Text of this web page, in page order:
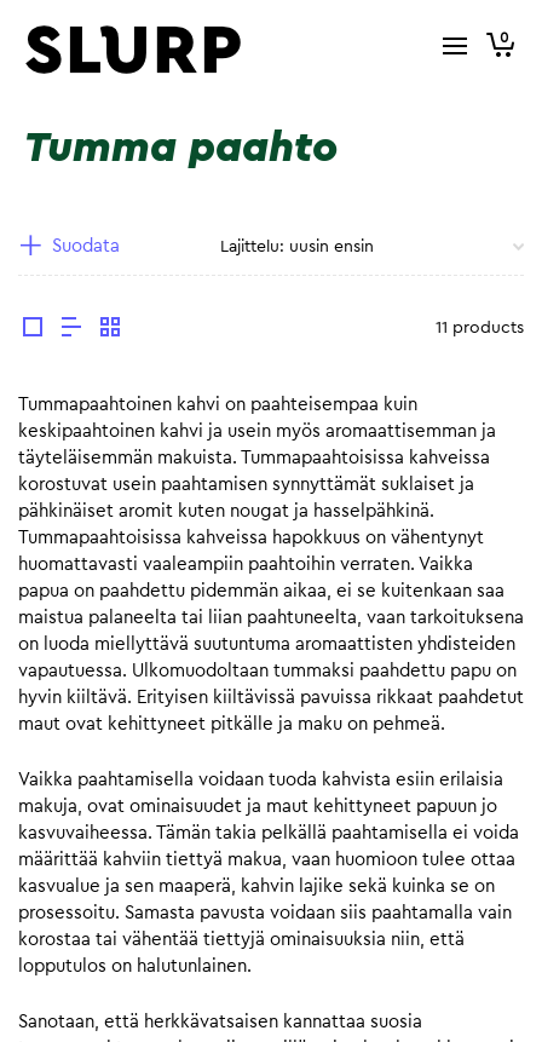
0
Tumma paahto
Suodata
11 products
Tummapaahtoinen kahvi on paahteisempaa kuin
keskipaahtoinen kahvi ja usein myös aromaattisemman ja
täyteläisemmän makuista. Tummapaahtoisissa kahveissa
korostuvat usein paahtamisen synnyttämät suklaiset ja
pähkinäiset aromit kuten nougat ja hasselpähkinä.
Tummapaahtoisissa kahveissa hapokkuus on vähentynyt
huomattavasti vaaleampiin paahtoihin verraten. Vaikka
papua on paahdettu pidemmän aikaa, ei se kuitenkaan saa
maistua palaneelta tai liian paahtuneelta, vaan tarkoituksena
on luoda miellyttävä suutuntuma aromaattisten yhdisteiden
vapautuessa. Ulkomuodoltaan tummaksi paahdettu papu on
hyvin kiiltävä. Erityisen kiiltävissä pavuissa rikkaat paahdetut
maut ovat kehittyneet pitkälle ja maku on pehmeä.
Vaikka paahtamisella voidaan tuoda kahvista esiin erilaisia
makuja, ovat ominaisuudet ja maut kehittyneet papuun jo
kasvuvaiheessa. Tämän takia pelkällä paahtamisella ei voida
määrittää kahviin tiettyä makua, vaan huomioon tulee ottaa
kasvualue ja sen maaperä, kahvin lajike sekä kuinka se on
prosessoitu. Samasta pavusta voidaan siis paahtamalla vain
korostaa tai vähentää tiettyjä ominaisuuksia niin, että
lopputulos on halutunlainen.
Sanotaan, että herkkävatsaisen kannattaa suosia